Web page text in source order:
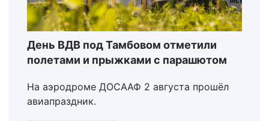
День ВДВ под Тамбовом отметили
полетами и прыжками с парашютом
На аэродроме ДОСААФ 2 августа прошёл
авиапраздник.